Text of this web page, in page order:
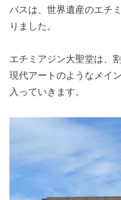
バスは、世界遺産のエチ
りました。
エチミアジン大聖堂は、
現代アートのようなメイ
入っていきます。